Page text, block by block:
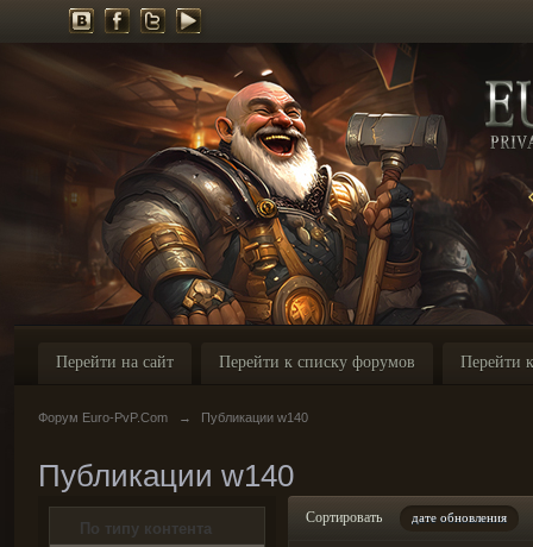
Перейти на сайт Перейти к списку форумов Перейти
Форум Euro-PvP.Com → Публикации w140
Публикации w140
По типу контента
Сортировать дате обновления